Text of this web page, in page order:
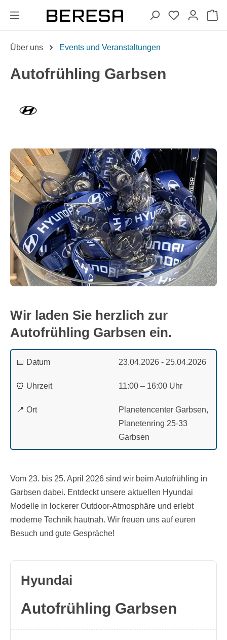
springen
Über uns Events und Veranstaltungen
Autofrühling Garbsen
Bildergalerie überspringen
Wir laden Sie herzlich zur
Autofrühling Garbsen ein.
📅 Datum 23.04.2026 - 25.04.2026
⏰ Uhrzeit 11:00 – 16:00 Uhr
📍 Ort
Planetencenter Garbsen,
Planetenring 25-33
Garbsen
Vom 23. bis 25. April 2026 sind wir beim Autofrühling in
Garbsen dabei. Entdeckt unsere aktuellen Hyundai
Modelle in lockerer Outdoor-Atmosphäre und erlebt
moderne Technik hautnah. Wir freuen uns auf euren
Besuch und gute Gespräche!
Hyundai
Autofrühling Garbsen